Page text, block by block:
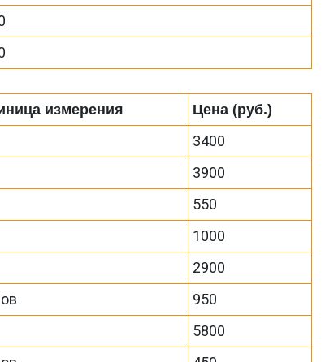
измерения Цена (руб.)
3400
3900
550
1000
2900
950
5800